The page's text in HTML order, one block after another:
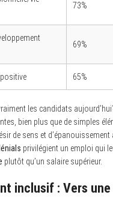
73%
69%
positive 65%
les candidats
bien plus que de simples
de sens et
privilégient un emploi qui
plutôt qu’un salaire supérieur.
inclusif : Vers